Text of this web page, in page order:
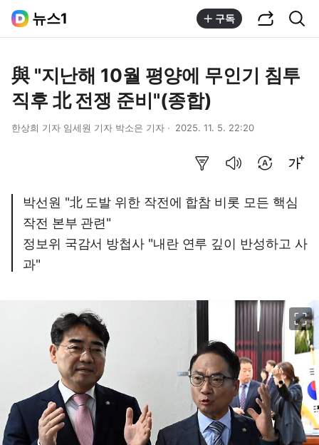
뉴스1 구독
與 "지난해 10월 평양에 무인기 침투
직후 北 전쟁 준비"(종합)
한상희 기자 임세원 기자 박소은 기자 2025. 11. 5. 22:20
박선원 "北 도발 위한 작전에 합참 비롯 모든 핵심
작전 본부 관련"
정보위 국감서 방첩사 "내란 연루 깊이 반성하고 사
과"